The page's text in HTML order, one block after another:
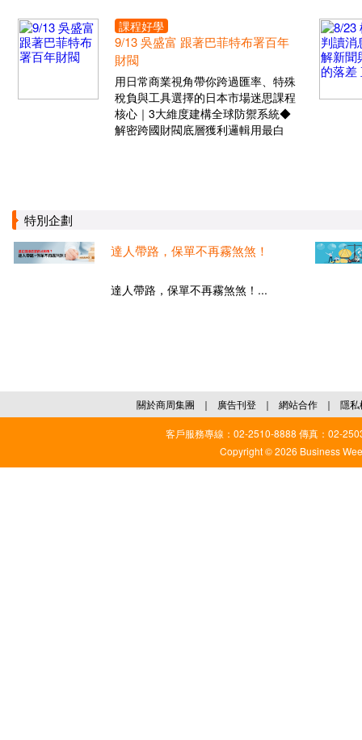
課程好學
9/13 吳盛富 跟著巴菲特布署百年
財閥
用日常商業視角帶你跨過匯率、特殊
稅負與工具選擇的日本市場迷思課程
核心｜3大維度建構全球防禦系統◆
解密跨國財閥底層獲利邏輯用最白
特別企劃
達人帶路，保單不再霧煞煞！
達人帶路，保單不再霧煞煞！...
關於商周集團 ｜ 廣告刊登 ｜ 網站合作 ｜ 隱私
客戶服務專線：02-2510-8888 傳真：02-
Copyright © 2026 Business